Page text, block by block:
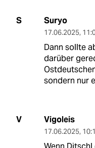
S Suryo
17.06.2025,
Dann sollte
darüber
sondern nur
V Vigoleis
17.06.2025,